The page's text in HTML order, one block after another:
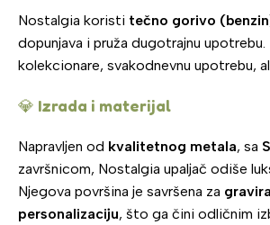
Nostalgia koristi tečno gorivo
dopunjava i pruža dugotrajnu upotrebu.
kolekcionare, svakodnevnu upotrebu,
💎 Izrada i materijal
Napravljen od kvalitetnog metala, sa
završnicom, Nostalgia upaljač odiše
Njegova površina je savršena za
personalizaciju, što ga čini odličnim